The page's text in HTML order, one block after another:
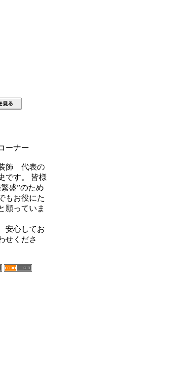
ーナー
飾 代表の
です。 皆様
盛”のため
もお役にた
願っていま
安心してお
せくださ